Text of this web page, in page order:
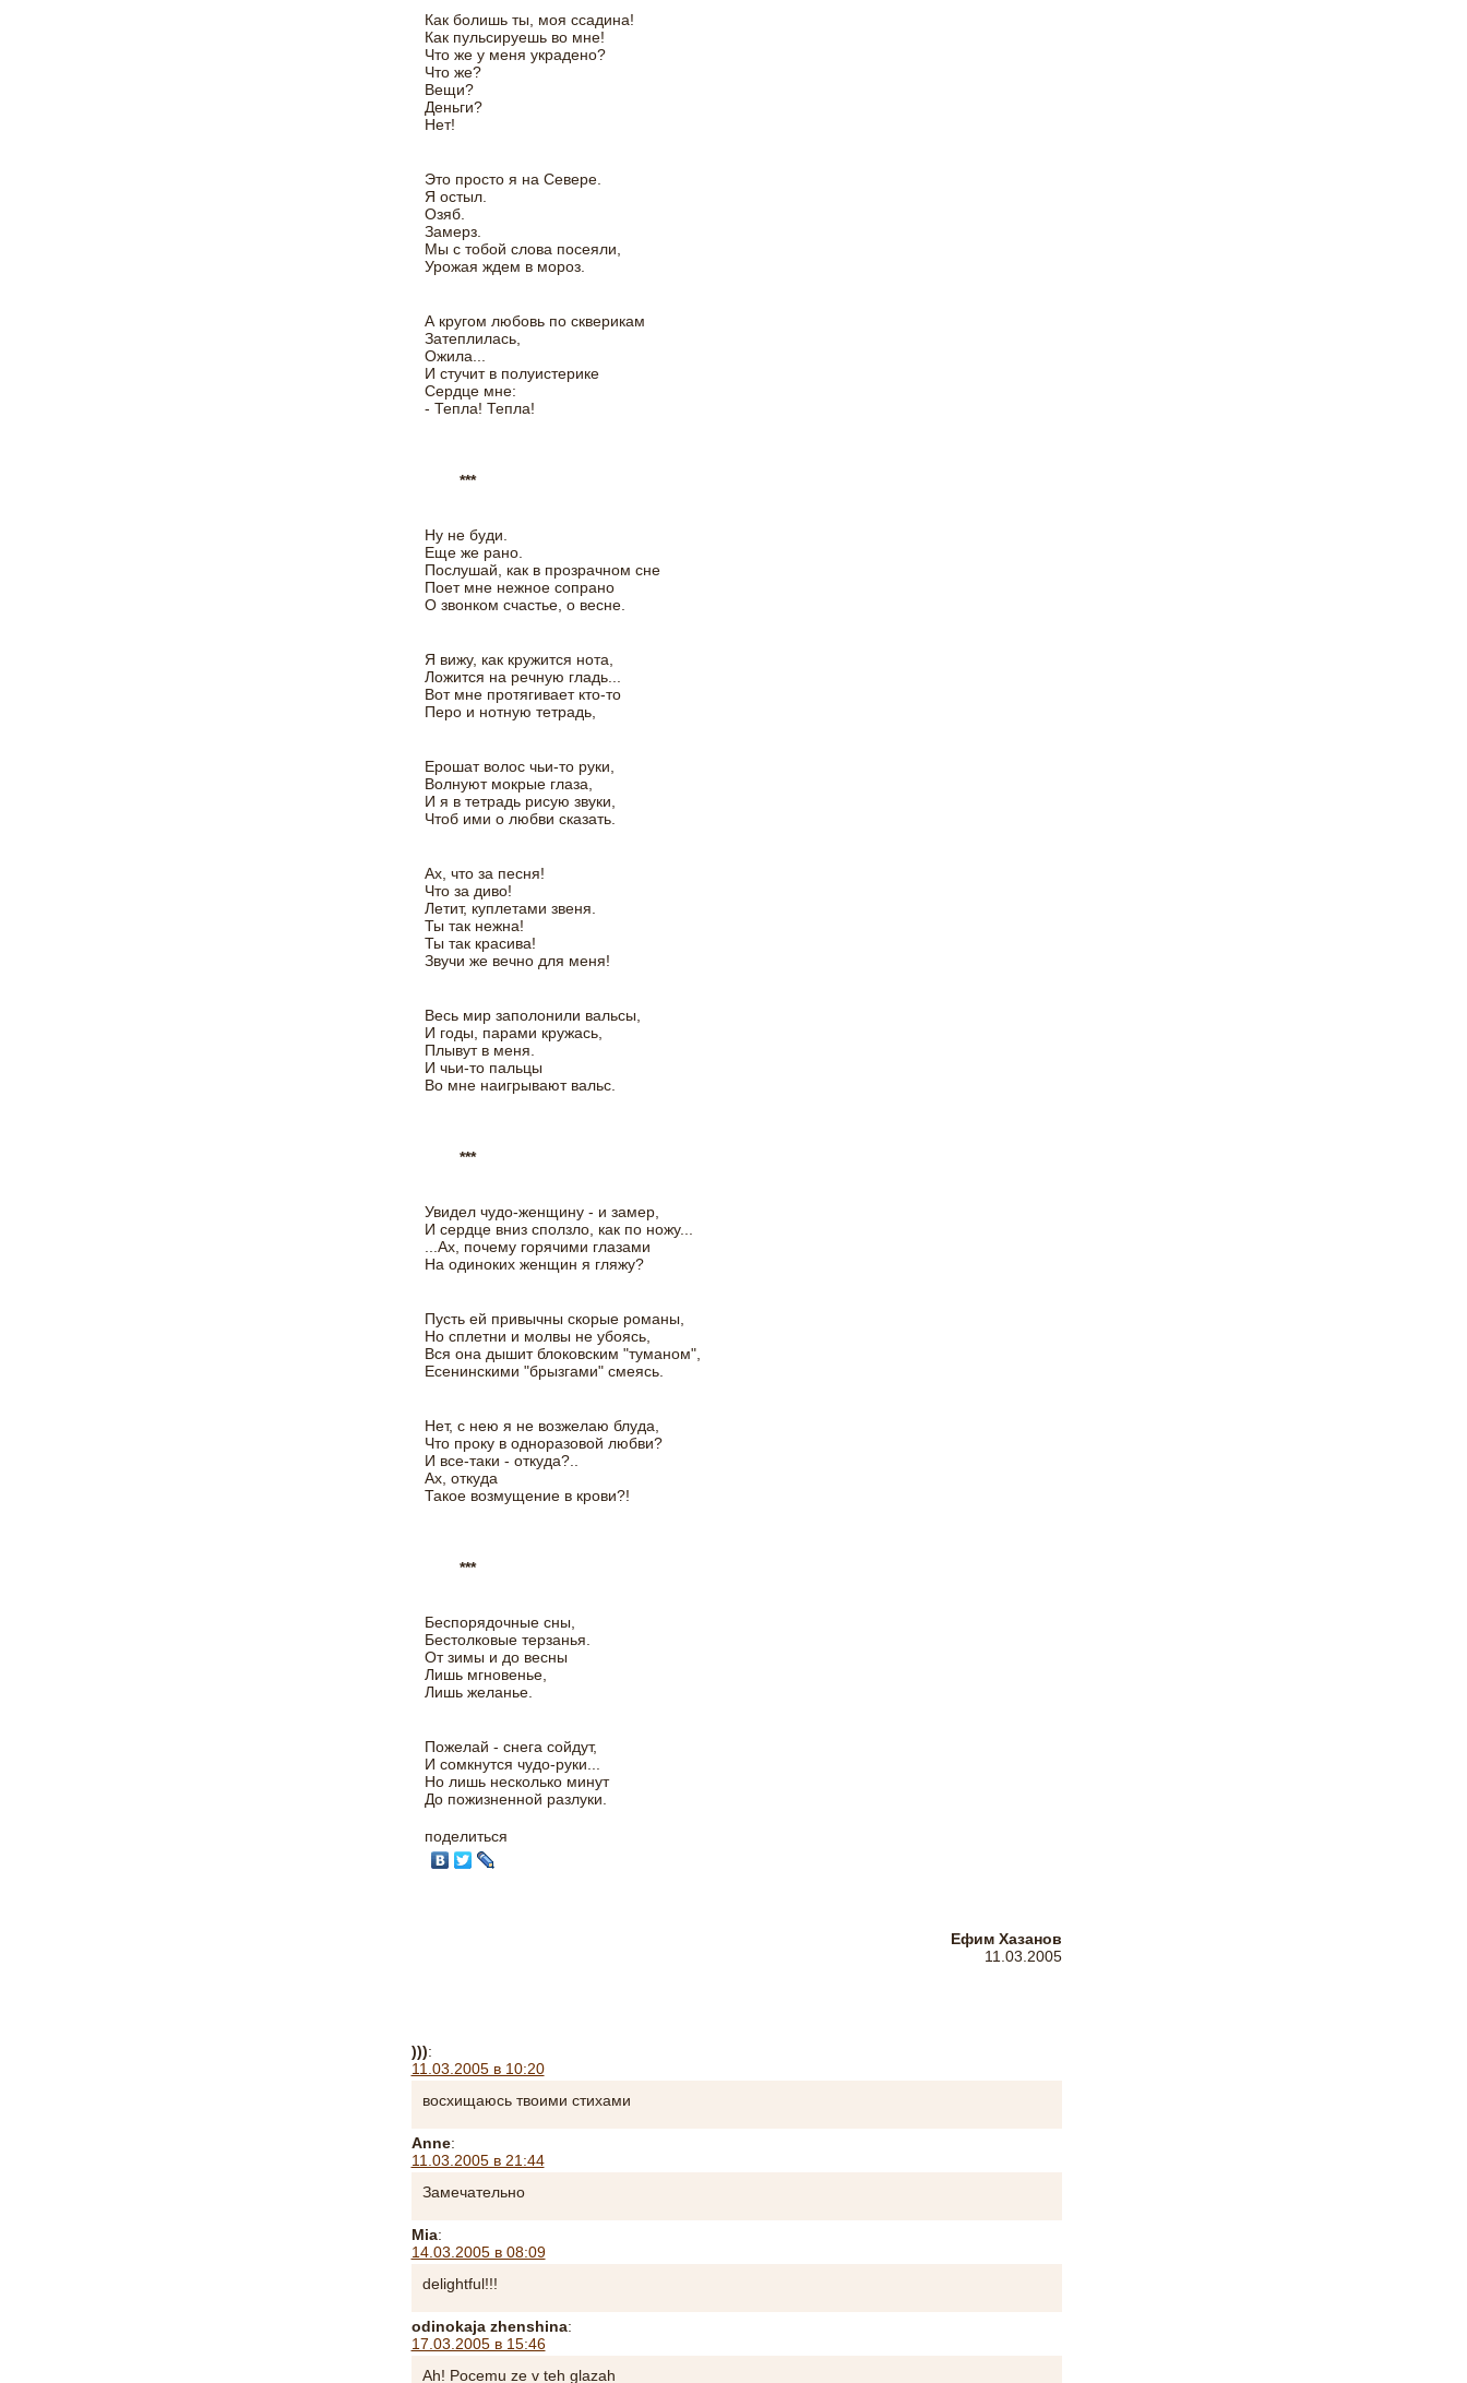
Как болишь ты, моя ссадина!
Как пульсируешь во мне!
Что же у меня украдено?
Что же?
Вещи?
Деньги?
Нет!
Это просто я на Севере.
Я остыл.
Озяб.
Замерз.
Мы с тобой слова посеяли,
Урожая ждем в мороз.
А кругом любовь по скверикам
Затеплилась,
Ожила...
И стучит в полуистерике
Сердце мне:
- Тепла! Тепла!
***
Ну не буди.
Еще же рано.
Послушай, как в прозрачном сне
Поет мне нежное сопрано
О звонком счастье, о весне.
Я вижу, как кружится нота,
Ложится на речную гладь...
Вот мне протягивает кто-то
Перо и нотную тетрадь,
Ерошат волос чьи-то руки,
Волнуют мокрые глаза,
И я в тетрадь рисую звуки,
Чтоб ими о любви сказать.
Ах, что за песня!
Что за диво!
Летит, куплетами звеня.
Ты так нежна!
Ты так красива!
Звучи же вечно для меня!
Весь мир заполонили вальсы,
И годы, парами кружась,
Плывут в меня.
И чьи-то пальцы
Во мне наигрывают вальс.
***
Увидел чудо-женщину - и замер,
И сердце вниз сползло, как по ножу...
...Ах, почему горячими глазами
На одиноких женщин я гляжу?
Пусть ей привычны скорые романы,
Но сплетни и молвы не убоясь,
Вся она дышит блоковским "туманом",
Есенинскими "брызгами" смеясь.
Нет, с нею я не возжелаю блуда,
Что проку в одноразовой любви?
И все-таки - откуда?..
Ах, откуда
Такое возмущение в крови?!
***
Беспорядочные сны,
Бестолковые терзанья.
От зимы и до весны
Лишь мгновенье,
Лишь желанье.
Пожелай - снега сойдут,
И сомкнутся чудо-руки...
Но лишь несколько минут
До пожизненной разлуки.
поделиться
Ефим Хазанов
11.03.2005
))):
11.03.2005 в 10:20
восхищаюсь твоими стихами
Anne:
11.03.2005 в 21:44
Замечательно
Mia:
14.03.2005 в 08:09
delightful!!!
odinokaja zhenshina:
17.03.2005 в 15:46
Ah! Pocemu ze v teh glazah